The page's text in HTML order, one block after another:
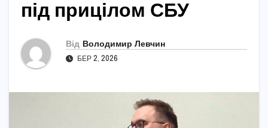
під прицілом СБУ
Від Володимир Левчин
БЕР 2, 2026